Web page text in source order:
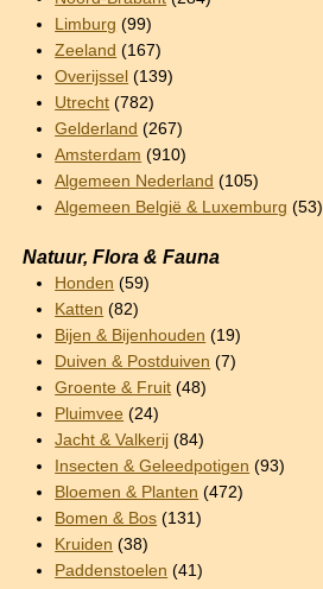
Limburg (99)
Zeeland (167)
Overijssel (139)
Utrecht (782)
Gelderland (267)
Amsterdam (910)
Algemeen Nederland (105)
Algemeen België & Luxemburg (53)
Natuur, Flora & Fauna
Honden (59)
Katten (82)
Bijen & Bijenhouden (19)
Duiven & Postduiven (7)
Groente & Fruit (48)
Pluimvee (24)
Jacht & Valkerij (84)
Insecten & Geleedpotigen (93)
Bloemen & Planten (472)
Bomen & Bos (131)
Kruiden (38)
Paddenstoelen (41)